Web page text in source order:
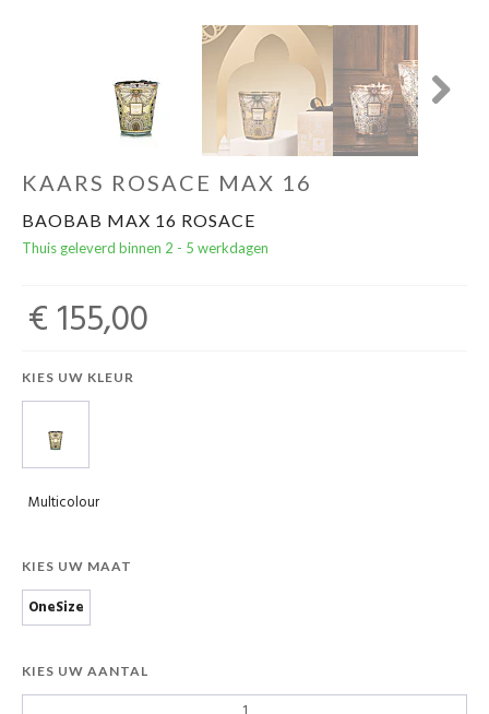
Cadeaubon
Acties en events
KAARS ROSACE MAX 16
BAOBAB MAX 16 ROSACE
Thuis geleverd binnen 2 - 5 werkdagen
€ 155,00
KIES UW KLEUR
Multicolour
KIES UW MAAT
OneSize
KIES UW AANTAL